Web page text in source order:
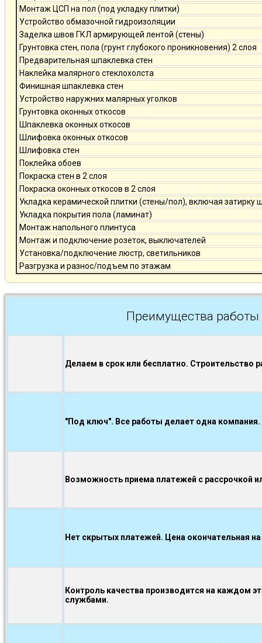
Монтаж ЦСП на пол (под укладку плитки)
Устройство обмазочной гидроизоляции
Заделка швов ГКЛ армирующей лентой (стены)
Грунтовка стен, пола (грунт глубокого проникновения) 2 слоя
Предварительная шпаклевка стен
Наклейка малярного стеклохолста
Финишная шпаклевка стен
Устройство наружних малярных уголков
Грунтовка оконных откосов
Шпаклевка оконных откосов
Шлифовка оконных откосов
Шлифовка стен
Поклейка обоев
Покраска стен в 2 слоя
Покраска оконных откосов в 2 слоя
Укладка керамической плитки (стены/пол), включая затирку
Укладка покрытия пола (ламинат)
Монтаж напольного плинтуса
Монтаж и подключение розеток, выключателей
Установка/подключение люстр, светильников
Разгрузка и разнос/подъем по этажам
Преимущества
Делаем в срок или бесплатно. Строительство
"Под ключ". Все работы делает одна компания.
Возможность приема платежей с рассрочкой
Нет скрытых платежей. Цена окончательная
Контроль качества производится на каждом
службами.